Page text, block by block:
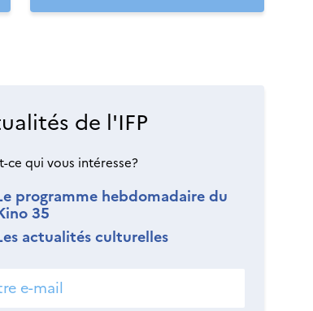
de l'IFP
ce qui vous intéresse?
programme hebdomadaire du
35
actualités culturelles